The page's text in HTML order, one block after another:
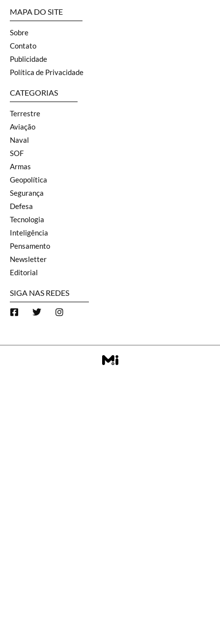
MAPA DO SITE
Sobre
Contato
Publicidade
Política de Privacidade
CATEGORIAS
Terrestre
Aviação
Naval
SOF
Armas
Geopolítica
Segurança
Defesa
Tecnologia
Inteligência
Pensamento
Newsletter
Editorial
SIGA NAS REDES